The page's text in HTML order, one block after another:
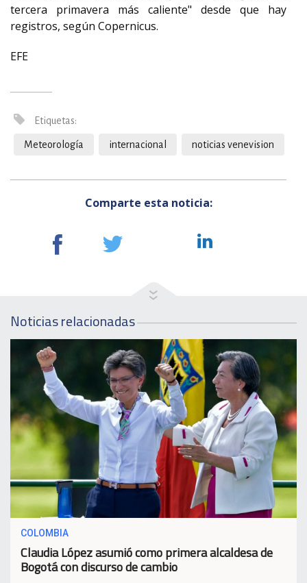
tercera primavera más caliente" desde que hay
registros, según Copernicus.
EFE
Etiquetas:
Meteorología internacional noticias venevision
Comparte esta noticia:
Noticias relacionadas
COLOMBIA
Claudia López asumió como primera alcaldesa de
Bogotá con discurso de cambio